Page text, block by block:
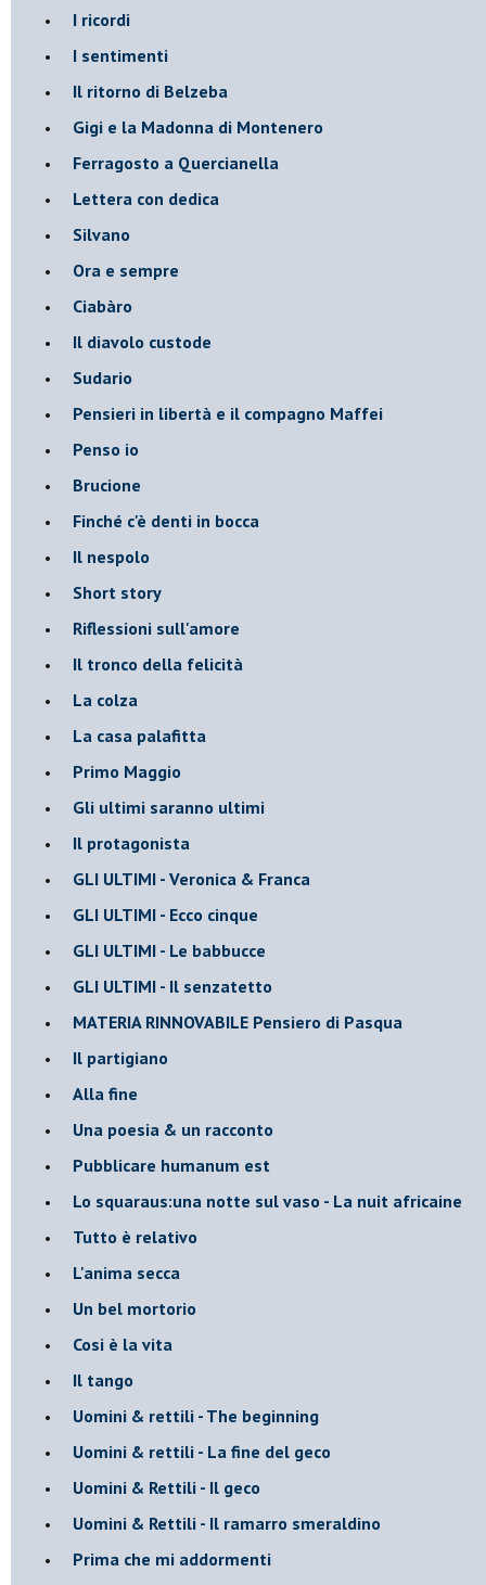
I ricordi
I sentimenti
Il ritorno di Belzeba
Gigi e la Madonna di Montenero
Ferragosto a Quercianella
Lettera con dedica
Silvano
Ora e sempre
Ciabàro
Il diavolo custode
Sudario
Pensieri in libertà e il compagno Maffei
Penso io
Brucione
Finché c'è denti in bocca
Il nespolo
Short story
Riflessioni sull'amore
Il tronco della felicità
La colza
La casa palafitta
Primo Maggio
Gli ultimi saranno ultimi
Il protagonista
GLI ULTIMI - Veronica & Franca
GLI ULTIMI - Ecco cinque
GLI ULTIMI - Le babbucce
GLI ULTIMI - Il senzatetto
MATERIA RINNOVABILE Pensiero di Pasqua
Il partigiano
Alla fine
Una poesia & un racconto
Pubblicare humanum est
Lo squaraus:una notte sul vaso - La nuit africaine
Tutto è relativo
L'anima secca
Un bel mortorio
Cosi è la vita
Il tango
​Uomini & rettili - The beginning
​Uomini & rettili - La fine del geco
Uomini & Rettili - Il geco
Uomini & Rettili - Il ramarro smeraldino
Prima che mi addormenti